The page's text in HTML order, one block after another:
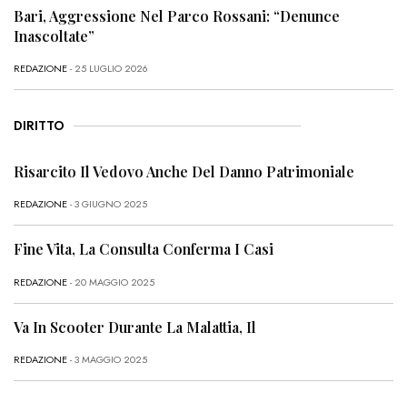
Bari, Aggressione Nel Parco Rossani: “Denunce
Inascoltate”
REDAZIONE- 25 LUGLIO 2026
DIRITTO
Risarcito Il Vedovo Anche Del Danno Patrimoniale
REDAZIONE- 3 GIUGNO 2025
Fine Vita, La Consulta Conferma I Casi
REDAZIONE- 20 MAGGIO 2025
Va In Scooter Durante La Malattia, Il
REDAZIONE- 3 MAGGIO 2025